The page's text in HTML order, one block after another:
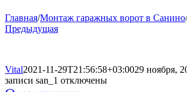
Главная/Монтаж гаражных ворот в Санино/
Предыдущая
Vital2021-11-29T21:56:58+03:0029 ноября,
записи san_1 отключены